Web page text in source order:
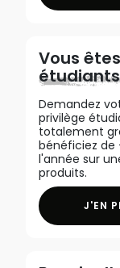
Vous êtes
Demandez
privilège
totalement
bénéficiez de
l'année sur
produits.
J'EN